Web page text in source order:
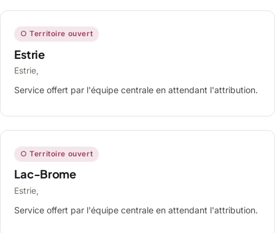
○ Territoire ouvert
Estrie
Estrie,
Service offert par l'équipe centrale en attendant l'attribution.
○ Territoire ouvert
Lac-Brome
Estrie,
Service offert par l'équipe centrale en attendant l'attribution.